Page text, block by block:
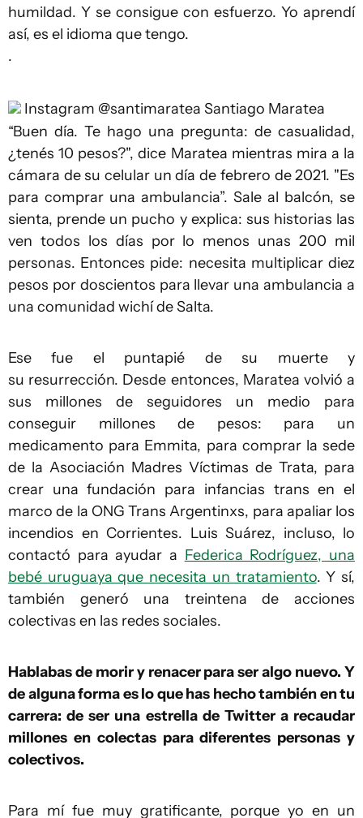
humildad. Y se consigue con esfuerzo. Yo aprendí
así, es el idioma que tengo.
.
Instagram @santimaratea Santiago Maratea
“Buen día. Te hago una pregunta: de casualidad,
¿tenés 10 pesos?", dice Maratea mientras mira a la
cámara de su celular un día de febrero de 2021. "Es
para comprar una ambulancia”. Sale al balcón, se
sienta, prende un pucho y explica: sus historias las
ven todos los días por lo menos unas 200 mil
personas. Entonces pide: necesita multiplicar diez
pesos por doscientos para llevar una ambulancia a
una comunidad wichí de Salta.
Ese fue el puntapié de su muerte y
su resurrección. Desde entonces, Maratea volvió a
sus millones de seguidores un medio para
conseguir millones de pesos: para un
medicamento para Emmita, para comprar la sede
de la Asociación Madres Víctimas de Trata, para
crear una fundación para infancias trans en el
marco de la ONG Trans Argentinxs, para apaliar los
incendios en Corrientes. Luis Suárez, incluso, lo
contactó para ayudar a Federica Rodríguez, una
bebé uruguaya que necesita un tratamiento. Y sí,
también generó una treintena de acciones
colectivas en las redes sociales.
Hablabas de morir y renacer para ser algo nuevo. Y
de alguna forma es lo que has hecho también en tu
carrera: de ser una estrella de Twitter a recaudar
millones en colectas para diferentes personas y
colectivos.
Para mí fue muy gratificante, porque yo en un